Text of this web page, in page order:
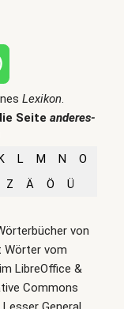
Lexikon.
Seite anderes-
L M N
O
Z Ä Ö Ü
von
Wörter vom
LibreOffice &
Commons